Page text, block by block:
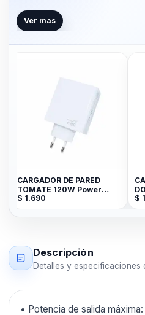
Ver mas
CARGADOR DE PARED
TOMATE 120W Power
adapter Suit USB T-CH018
$ 1.690 $
Descripción
Detalles y especificaciones
• Potencia de salida